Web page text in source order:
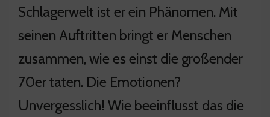
Schlagerwelt ist er ein Phänomen. Mit
seinen Auftritten bringt er Menschen
zusammen, wie es einst die großender
70er taten. Die Emotionen?
Unvergesslich! Wie beeinflusst das die